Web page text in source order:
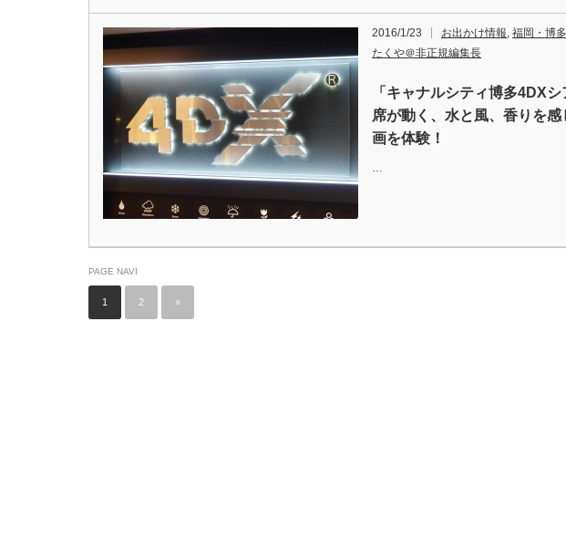
2016/1/23 お出かけ情報, 福岡・博多
たくや＠非正規編集長
「キャナルシティ博多4DX
席が動く、水と風、香りを感
画を体験！
…
PAGE NAVI
1 2 »